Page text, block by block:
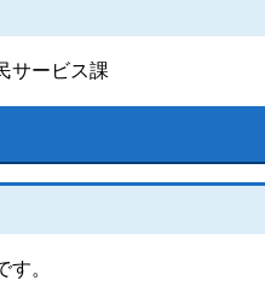
サービス課
。